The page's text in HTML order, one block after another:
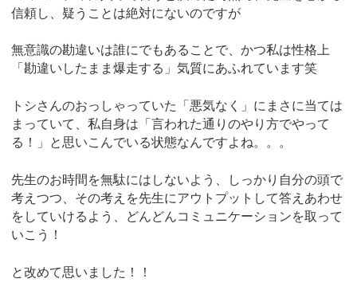
信頼し、疑うことは絶対にないのですが
無意識の勘違いは誰にでもあることで、かつ私は性格上
「勘違いしたまま爆走する」気質にあふれています笑
トシさんのおっしゃっていた「悪気なく」にまさに当ては
まっていて、私自身は「言われた通りのやり方でやって
る！」と思いこんでいる状態なんですよね。。。
先生のお時間を無駄にはしないよう、しっかり自分の頭で
考えつつ、その考えを先生にアウトプットして答えあわせ
をしていけるよう、どんどんコミュニケーションを取って
いこう！
と改めて思いました！！